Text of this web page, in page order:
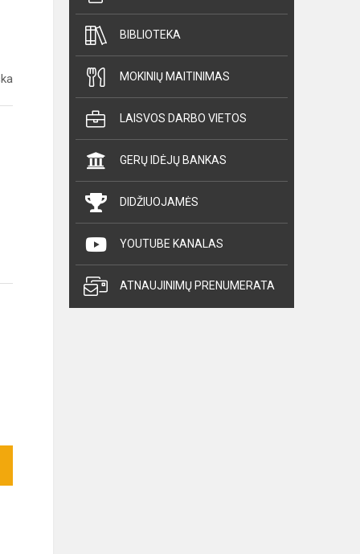
BIBLIOTEKA
MOKINIŲ MAITINIMAS
LAISVOS DARBO VIETOS
GERŲ IDĖJŲ BANKAS
DIDŽIUOJAMĖS
YOUTUBE KANALAS
ATNAUJINIMŲ PRENUMERATA